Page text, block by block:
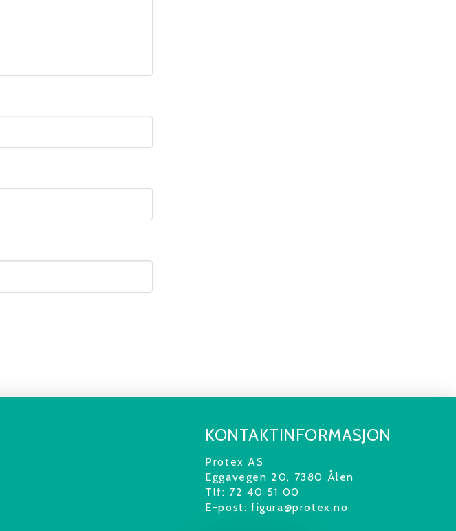
KONTAKTINFORMASJON
Protex AS
Eggavegen 20, 7380 Ålen
Tlf: 72 40 51 00
E-post: figura@protex.no